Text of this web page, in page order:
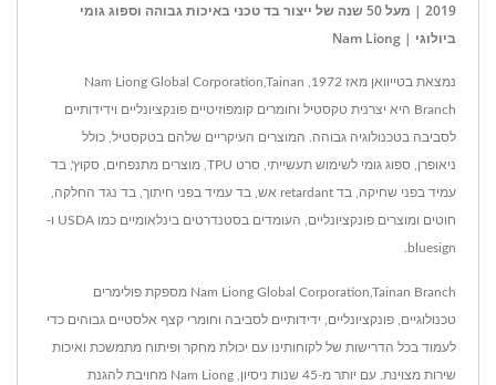
2019 | מעל 50 שנה של ייצור בד טכני באיכות גבוהה וספוג גומי
ביולוגי | Nam Liong
נמצאת בטייוואן מאז 1972, Nam Liong Global Corporation,Tainan
Branch היא יצרנית טקסטיל וחומרים קומפוזיטיים פונקציונליים וידידותיים
לסביבה בטכנולוגיה גבוהה. המוצרים העיקריים שלהם בטקסטיל, כולל
ניאופרן, ספוג גומי לשימוש תעשייתי, סרט TPU, מוצרים מתנפחים, סקוץ', בד
עמיד בפני שחיקה, בד retardant אש, בד עמיד בפני חיתוך, בד נגד החלקה,
חוטים ומוצרים פונקציונליים, העומדים בסטנדרטים בינלאומיים כמו USDA ו-
bluesign.
Nam Liong Global Corporation,Tainan Branch מספקת פולימרים
טכנולוגיים, פונקציונליים, ידידותיים לסביבה וחומרי קצף אלסטיים גבוהים כדי
לעמוד בכל הדרישות של לקוחותינו עם יכולת מחקר ופיתוח מתמשכת ואיכות
שירות מצוינת. עם יותר מ-45 שנות ניסיון, Nam Liong מחויבת להגנת